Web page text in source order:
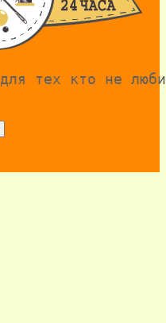
для тех кто не